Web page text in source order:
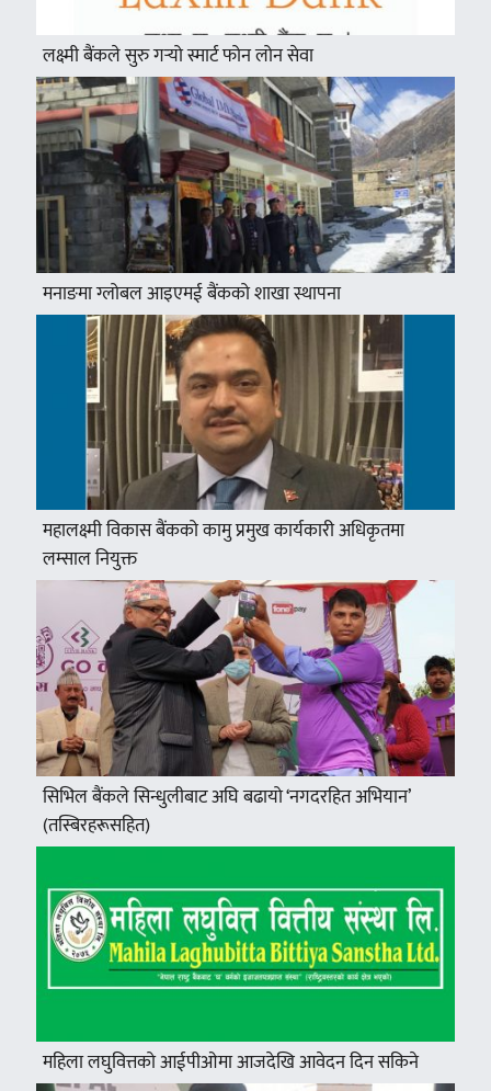
लक्ष्मी बैंकले सुरु गर्‍यो स्मार्ट फोन लोन सेवा
मनाङमा ग्लोबल आइएमई बैंकको शाखा स्थापना
महालक्ष्मी विकास बैंकको कामु प्रमुख कार्यकारी अधिकृतमा
लम्साल नियुक्त
सिभिल बैंकले सिन्धुलीबाट अघि बढायो ‘नगदरहित अभियान’
(तस्बिरहरूसहित)
महिला लघुवित्तको आईपीओमा आजदेखि आवेदन दिन सकिने